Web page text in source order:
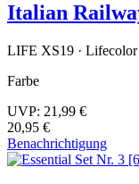
Italian
LIFE XS19 · Lifecolor
Farbe
UVP: 21,99 €
20,95 €
Benachrichtigung